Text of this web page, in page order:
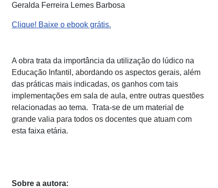
Geralda Ferreira Lemes Barbosa
Clique! Baixe o ebook grátis.
A obra trata da importância da utilização do lúdico na
Educação Infantil, abordando os aspectos gerais, além
das práticas mais indicadas, os ganhos com tais
implementações em sala de aula, entre outras questões
relacionadas ao tema. Trata-se de um material de
grande valia para todos os docentes que atuam com
esta faixa etária.
Sobre a autora: